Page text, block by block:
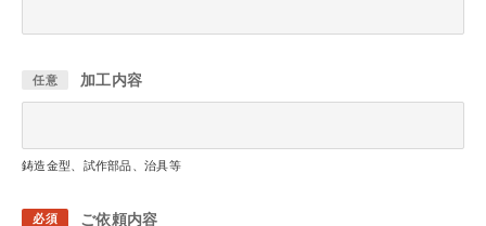
任意 加工内容
鋳造金型、試作部品、治具等
必須 ご依頼内容